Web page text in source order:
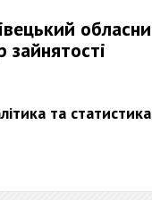
зайнятості
та статистика